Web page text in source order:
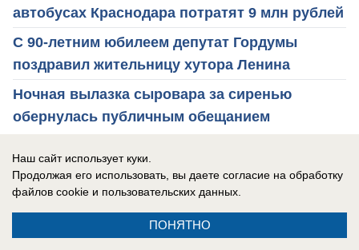
автобусах Краснодара потратят 9 млн рублей
С 90-летним юбилеем депутат Гордумы
поздравил жительницу хутора Ленина
Ночная вылазка сыровара за сиренью
обернулась публичным обещанием
Бывший вице-губернатор Краснодарского
края Минькова отделалась «условкой»
Автомобилям запретят ездить по улице в
центре Краснодара
Наш сайт использует куки.
Продолжая его использовать, вы даете согласие на обработку
файлов cookie и пользовательских данных.
ПОНЯТНО